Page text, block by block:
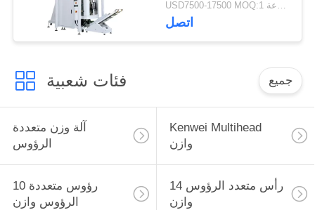
USD7500-17500 MOQ:1 مجموعة
اتصل
فئات شعبية جميع
آلة وزن متعددة
الرؤوس
Kenwei Multihead
وازن
10 رؤوس متعددة
الرؤوس وازن
14 رأس متعدد الرؤوس
وازن